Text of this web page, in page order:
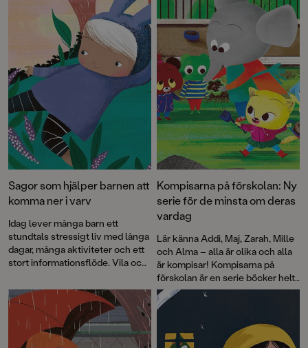
förskolan eller hemma.
Sagor som hjälper barnen att
komma ner i varv
Idag lever många barn ett
stundtals stressigt liv med långa
dagar, många aktiviteter och ett
stort informationsflöde. Vila och
orka med och må bra. Författaren
och psykologen bakom succén
Sömnsagor kommer nu med en
ny bok för avkopplande
vilostunder.
Kompisarna på förskolan: Ny
serie för de minsta om deras
vardag
Lär känna Addi, Maj, Zarah, Mille
och Alma – alla är olika och alla
är kompisar! Kompisarna på
förskolan är en serie böcker helt
på barnens nivå med text av den
Augustprisvinnande författaren
bilder av Laura Di Francesco.